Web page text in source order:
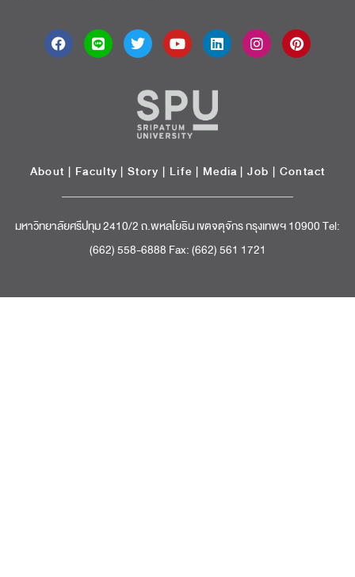
About | Faculty | Story | Life | Media |Job | Contact
มหาวิทยาลัยศรีปทุม 2410/2 ถ.พหลโยธิน เขตจตุจักร กรุงเทพฯ 10900 Tel:
(662) 558-6888 Fax: (662) 561 1721